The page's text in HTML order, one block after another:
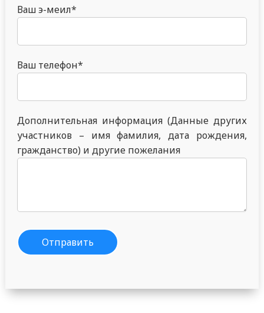
Ваш э-меил*
Ваш телефон*
Дополнительная информация (Данные других
участников – имя фамилия, дата рождения,
гражданство) и другие пожелания